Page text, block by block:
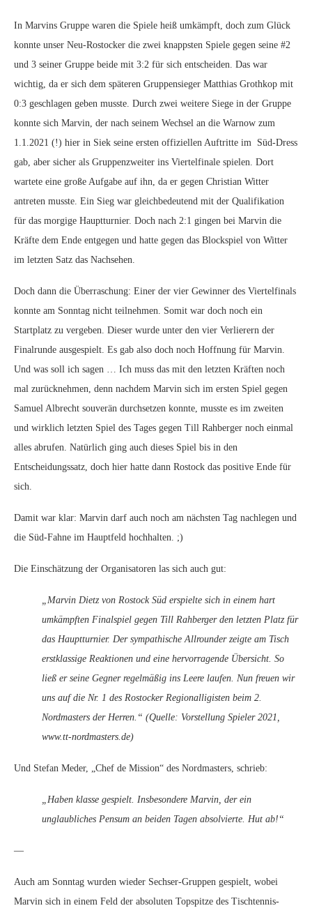
In Marvins Gruppe waren die Spiele heiß umkämpft, doch zum Glück
konnte unser Neu-Rostocker die zwei knappsten Spiele gegen seine #2
und 3 seiner Gruppe beide mit 3:2 für sich entscheiden. Das war
wichtig, da er sich dem späteren Gruppensieger Matthias Grothkop mit
0:3 geschlagen geben musste. Durch zwei weitere Siege in der Gruppe
konnte sich Marvin, der nach seinem Wechsel an die Warnow zum
1.1.2021 (!) hier in Siek seine ersten offiziellen Auftritte im Süd-Dress
gab, aber sicher als Gruppenzweiter ins Viertelfinale spielen. Dort
wartete eine große Aufgabe auf ihn, da er gegen Christian Witter
antreten musste. Ein Sieg war gleichbedeutend mit der Qualifikation
für das morgige Hauptturnier. Doch nach 2:1 gingen bei Marvin die
Kräfte dem Ende entgegen und hatte gegen das Blockspiel von Witter
im letzten Satz das Nachsehen.
Doch dann die Überraschung: Einer der vier Gewinner des Viertelfinals
konnte am Sonntag nicht teilnehmen. Somit war doch noch ein
Startplatz zu vergeben. Dieser wurde unter den vier Verlierern der
Finalrunde ausgespielt. Es gab also doch noch Hoffnung für Marvin.
Und was soll ich sagen … Ich muss das mit den letzten Kräften noch
mal zurücknehmen, denn nachdem Marvin sich im ersten Spiel gegen
Samuel Albrecht souverän durchsetzen konnte, musste es im zweiten
und wirklich letzten Spiel des Tages gegen Till Rahberger noch einmal
alles abrufen. Natürlich ging auch dieses Spiel bis in den
Entscheidungssatz, doch hier hatte dann Rostock das positive Ende für
sich.
Damit war klar: Marvin darf auch noch am nächsten Tag nachlegen und
die Süd-Fahne im Hauptfeld hochhalten. ;)
Die Einschätzung der Organisatoren las sich auch gut:
„Marvin Dietz von Rostock Süd erspielte sich in einem hart
umkämpften Finalspiel gegen Till Rahberger den letzten Platz für
das Hauptturnier. Der sympathische Allrounder zeigte am Tisch
erstklassige Reaktionen und eine hervorragende Übersicht. So
ließ er seine Gegner regelmäßig ins Leere laufen. Nun freuen wir
uns auf die Nr. 1 des Rostocker Regionalligisten beim 2.
Nordmasters der Herren.“ (Quelle: Vorstellung Spieler 2021,
www.tt-nordmasters.de)
Und Stefan Meder, „Chef de Mission“ des Nordmasters, schrieb:
„Haben klasse gespielt. Insbesondere Marvin, der ein
unglaubliches Pensum an beiden Tagen absolvierte. Hut ab!“
—
Auch am Sonntag wurden wieder Sechser-Gruppen gespielt, wobei
Marvin sich in einem Feld der absoluten Topspitze des Tischtennis-